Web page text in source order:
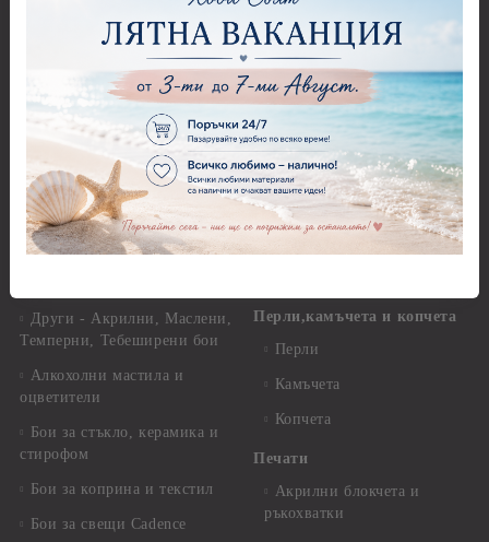
Акрилни бои - Stamperia
Акрилни бои - Pentart
Акрилни бои металик -
Pentart
Акрилни бои - Artiste
Акрилна боя металик -
Artiste
Акрилни бои металик -
Dora Cadence
Други - Акрилни, Маслени,
Темперни, Тебеширени бои
Алкохолни мастила и
оцветители
Бои за стъкло, керамика и
стирофом
Бои за коприна и текстил
Бои за свещи Cadence
Панделки 4,00 см
Панделки - други
Панделки - с надпис
Конци, ширити и други
Панделки и дантели -
Детски мотиви
Панделки и дантели -
Перли,камъчета и копчета
Перли
Камъчета
Копчета
Печати
Акрилни блокчета и
ръкохватки